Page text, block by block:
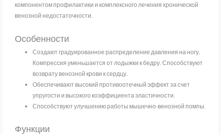
компонентом профилактики и комплексного лечения хронической
венозной недостаточности.
Особенности
Создают градуированное распределение давления на ногу.
Компрессия уменьшается от лодыжки к бедру. Способствуют
возврату венозной крови к сердцу.
Обеспечивают высокий противоотечный эффект за счет
упругости и высокого коэффициента эластичности.
Способствуют улучшению работы мышечно-венозной помпы.
Функции